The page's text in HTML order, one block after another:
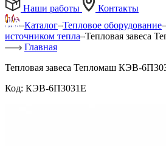
Наши работы
Контакты
Каталог Тепловое оборудование
источником тепла Тепловая завеса
Главная
Тепловая завеса Тепломаш КЭВ-
Код: КЭВ-6П3031Е